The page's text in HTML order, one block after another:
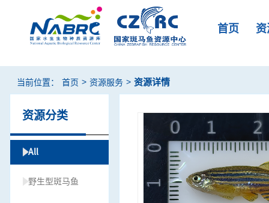
首页
当前位置： 首页 > 资源服务 > 资源详情
资源分类
All
野生型斑马鱼